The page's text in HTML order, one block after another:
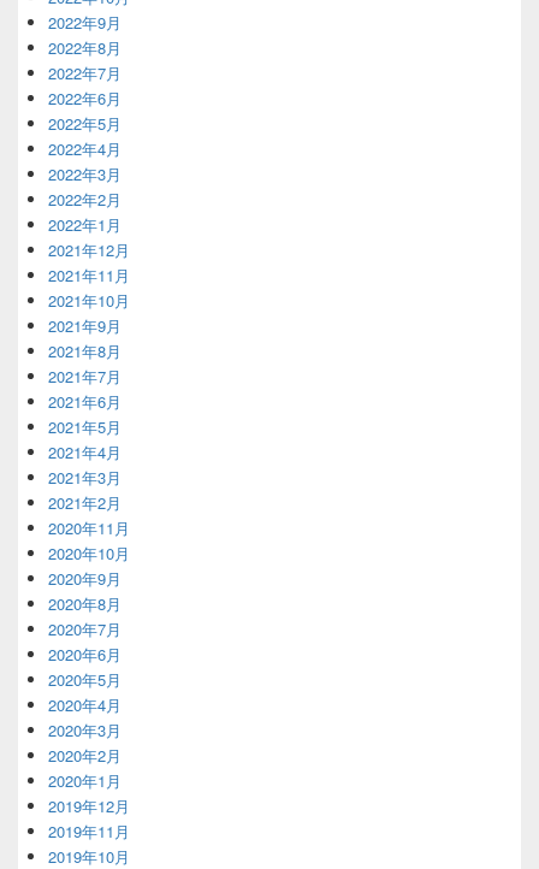
2022年9月
2022年8月
2022年7月
2022年6月
2022年5月
2022年4月
2022年3月
2022年2月
2022年1月
2021年12月
2021年11月
2021年10月
2021年9月
2021年8月
2021年7月
2021年6月
2021年5月
2021年4月
2021年3月
2021年2月
2020年11月
2020年10月
2020年9月
2020年8月
2020年7月
2020年6月
2020年5月
2020年4月
2020年3月
2020年2月
2020年1月
2019年12月
2019年11月
2019年10月